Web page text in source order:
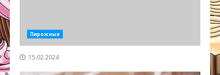
Пирожные
15.02.2024